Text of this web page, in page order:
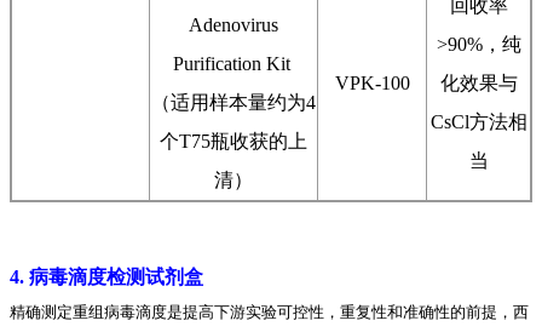
Adenovirus
Purification Kit
（适用样本量约为4
个T75瓶收获的上
清）
VPK-100
回收率
>90%，纯
化效果与
CsCl方法相
当
4. 病毒滴度检测试剂盒
精确测定重组病毒滴度是提高下游实验可控性，重复性和准确性的前提，西